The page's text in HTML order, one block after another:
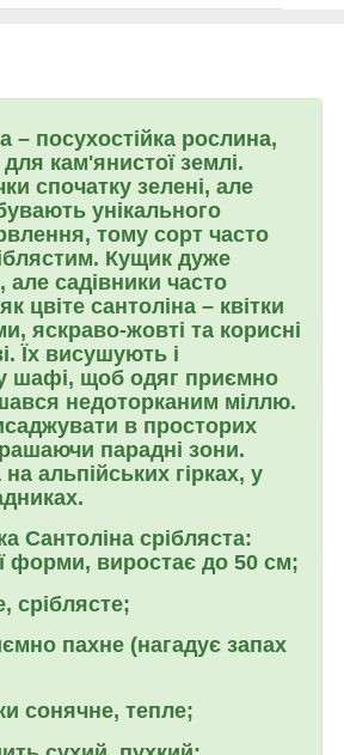
– посухостійка рослина,
кам'янистої землі.
спочатку зелені, але
унікального
тому сорт часто
Кущик дуже
але садівники часто
цвіте сантоліна – квітки
яскраво-жовті та корисні
Їх висушують і
шафі, щоб одяг приємно
недоторканим міллю.
в просторих
парадні зони.
альпійських гірках, у
Сантоліна срібляста:
форми, виростає до 50 см;
сріблясте;
пахне (нагадує запах
сонячне, тепле;